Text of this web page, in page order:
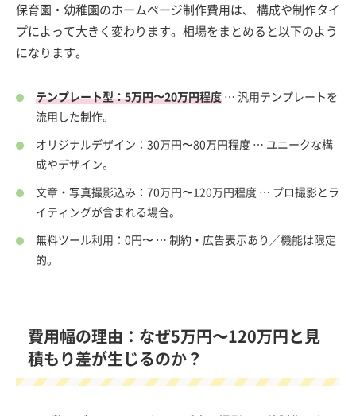
保育園・幼稚園のホームページ制作費用は、 構成や制作タイ
プによって大きく変わります。相場をまとめると以下のよう
になります。
テンプレート型：5万円〜20万円程度 … 汎用テンプレートを
流用した制作。
オリジナルデザイン：30万円〜80万円程度 … ユニークな構
成やデザイン。
文章・写真撮影込み：70万円〜120万円程度 … プロ撮影とラ
イティングが含まれる場合。
無料ツール利用：0円〜 … 制約・広告表示あり／機能は限定
的。
費用幅の理由：なぜ5万円〜120万円と見
積もり差が生じるのか？